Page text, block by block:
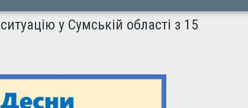
у Сумській області з 15